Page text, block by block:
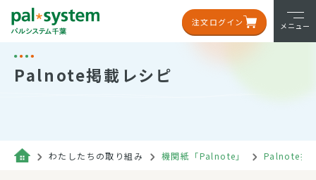
注文ログイン メニュー
Palnote掲載レシピ
わたしたちの取り組み 機関紙「Palnote」 Palnote掲